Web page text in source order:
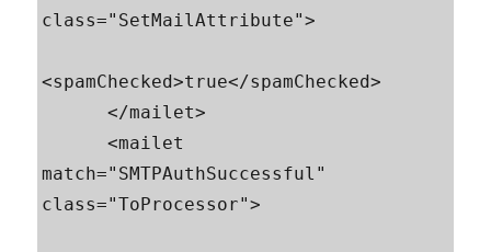
class="SetMailAttribute">
<spamChecked>true</spamChecked>
      </mailet>
      <mailet
match="SMTPAuthSuccessful"
class="ToProcessor">